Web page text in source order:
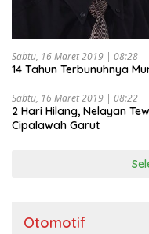
Sabtu, 16 Maret 2019 | 08:28
14 Tahun Terbunuhnya
Sabtu, 16 Maret 2019 | 08:22
2 Hari Hilang, Nelayan
Cipalawah Garut
Otomotif